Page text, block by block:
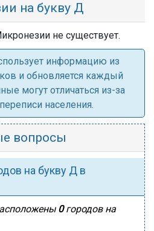
на букву Д
не существует.
информацию из
и обновляется каждый
могут отличаться из-за
населения.
вопросы
на букву Д в
0городов на